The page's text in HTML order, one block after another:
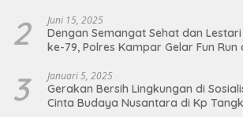
2 Juni 15, 2025
Dengan Semangat Sehat dan
ke-79, Polres Kampar Gelar Fun
3 Januari 5, 2025
Gerakan Bersih Lingkungan di
Cinta Budaya Nusantara di Kp